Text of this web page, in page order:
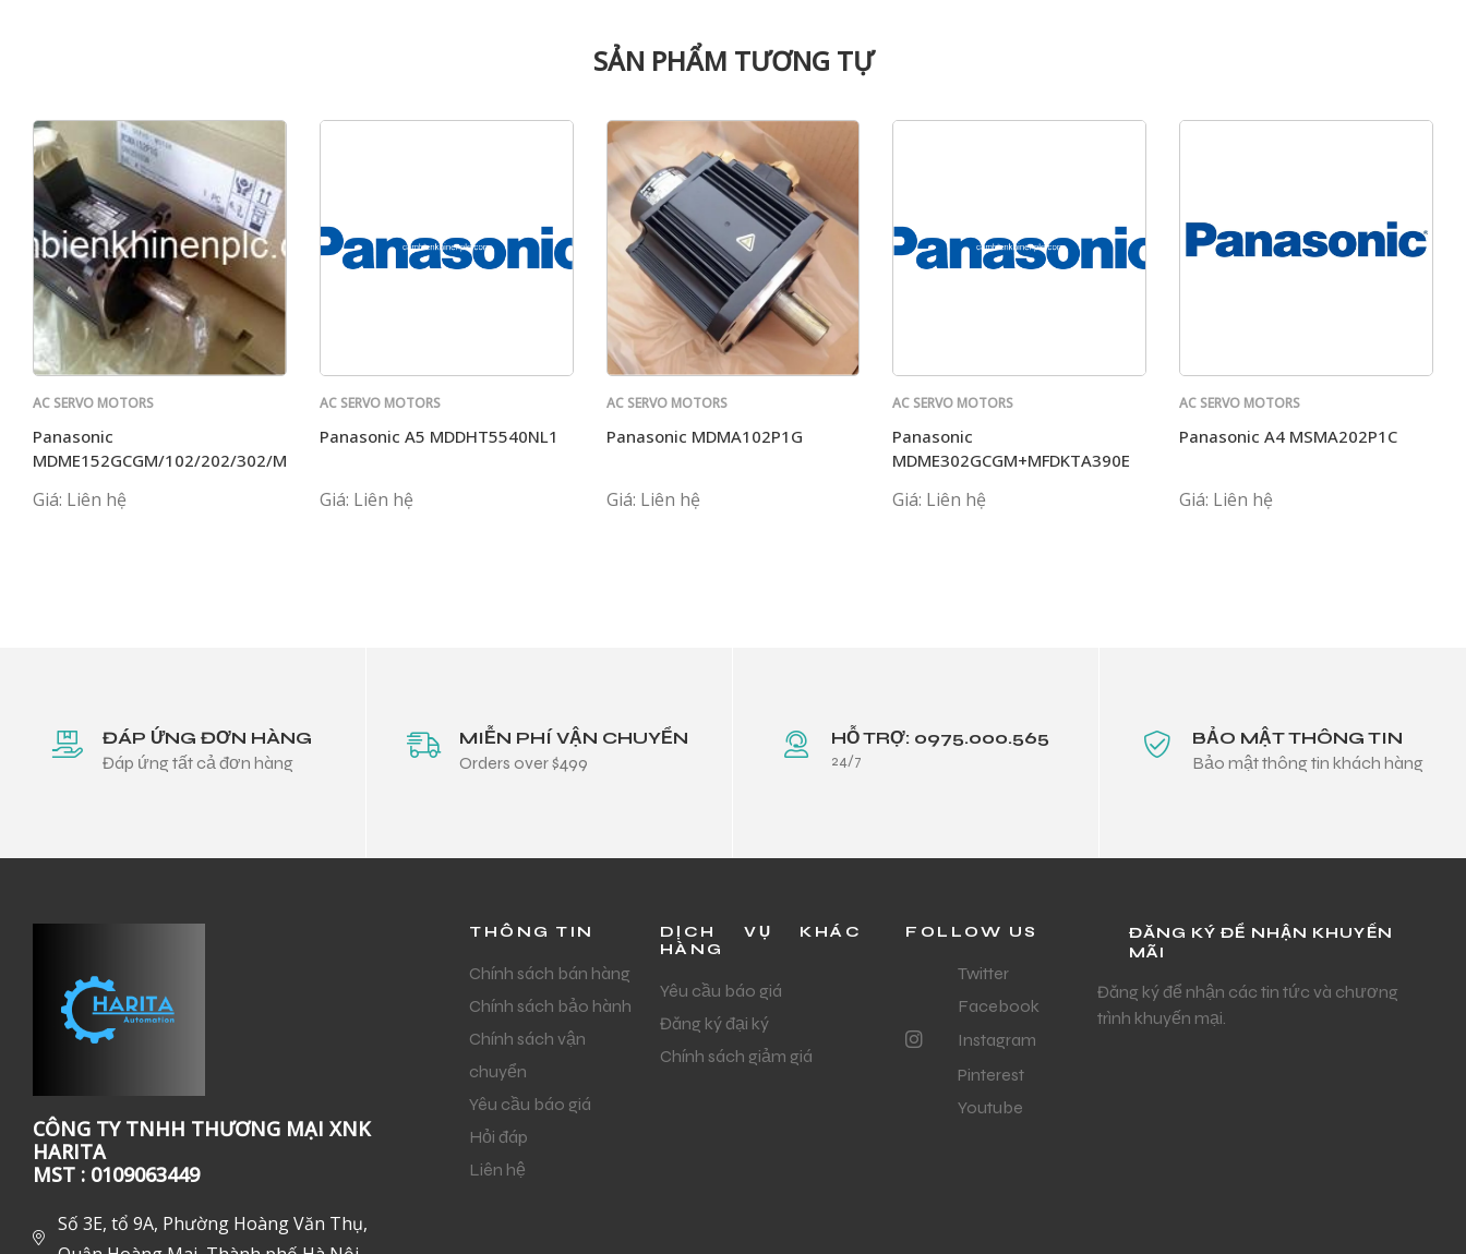
SẢN PHẨM TƯƠNG TỰ
AC SERVO MOTORS
Panasonic
MDME152GCGM/102/202/302/MHME/HM/402/MSME
Giá: Liên hệ
AC SERVO MOTORS
Panasonic A5 MDDHT5540NL1
Giá: Liên hệ
AC SERVO MOTORS
Panasonic MDMA102P1G
Giá: Liên hệ
AC SERVO MOTORS
Panasonic
MDME302GCGM+MFDKTA390E
Giá: Liên hệ
AC SERVO MOTORS
Panasonic A4 MSMA202P1C
Giá: Liên hệ
ĐÁP ỨNG ĐƠN HÀNG
Đáp ứng tất cả đơn hàng
MIỄN PHÍ VẬN CHUYỂN
Orders over $499
HỖ TRỢ: 0975.000.565
24/7
BẢO MẬT THÔNG TIN
Bảo mật thông tin khách hàng
CÔNG TY TNHH THƯƠNG MẠI XNK
HARITA
MST : 0109063449
Số 3E, tổ 9A, Phường Hoàng Văn Thụ,
THÔNG TIN
Chính sách bán hàng
Chính sách bảo hành
Chính sách vận
chuyển
Yêu cầu báo giá
Hỏi đáp
Liên hệ
DỊCH VỤ KHÁC
HÀNG
Yêu cầu báo giá
Đăng ký đại ký
Chính sách giảm giá
FOLLOW US
Twitter
Facebook
Instagram
Pinterest
Youtube
ĐĂNG KÝ ĐỂ NHẬN KHUYẾN
MÃI
Đăng ký để nhận các tin tức và chương
trình khuyến mại.